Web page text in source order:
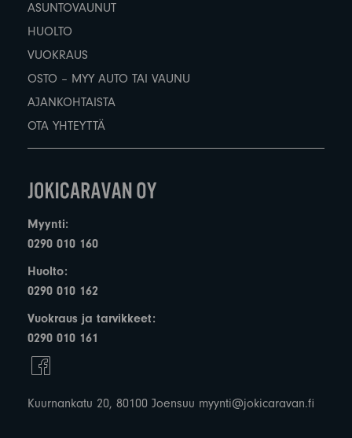
ASUNTOVAUNUT
HUOLTO
VUOKRAUS
OSTO – MYY AUTO TAI VAUNU
AJANKOHTAISTA
OTA YHTEYTTÄ
Myynti:
0290 010 160
Huolto:
0290 010 162
Vuokraus ja tarvikkeet:
0290 010 161
Kuurnankatu 20, 80100 Joensuu myynti@jokicaravan.fi